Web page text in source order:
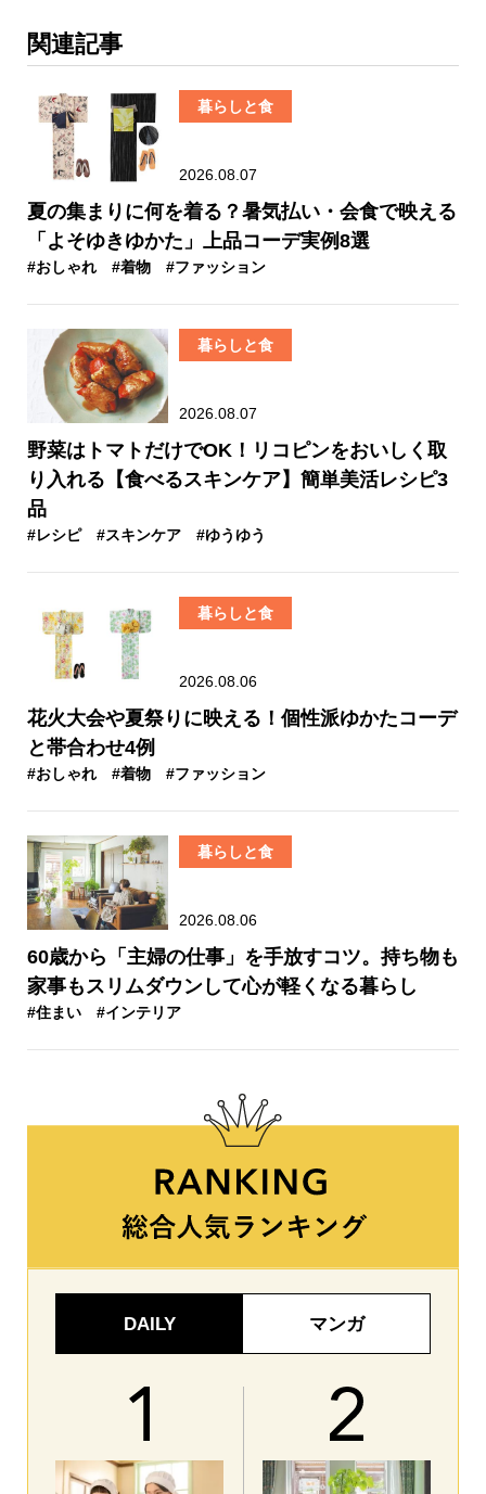
関連記事
暮らしと食
2026.08.07
夏の集まりに何を着る？暑気払い・会食で映える
「よそゆきゆかた」上品コーデ実例8選
#おしゃれ #着物 #ファッション
暮らしと食
2026.08.07
野菜はトマトだけでOK！リコピンをおいしく取
り入れる【食べるスキンケア】簡単美活レシピ3
品
#レシピ #スキンケア #ゆうゆう
暮らしと食
2026.08.06
花火大会や夏祭りに映える！個性派ゆかたコーデ
と帯合わせ4例
#おしゃれ #着物 #ファッション
暮らしと食
2026.08.06
60歳から「主婦の仕事」を手放すコツ。持ち物も
家事もスリムダウンして心が軽くなる暮らし
#住まい #インテリア
DAILY マンガ